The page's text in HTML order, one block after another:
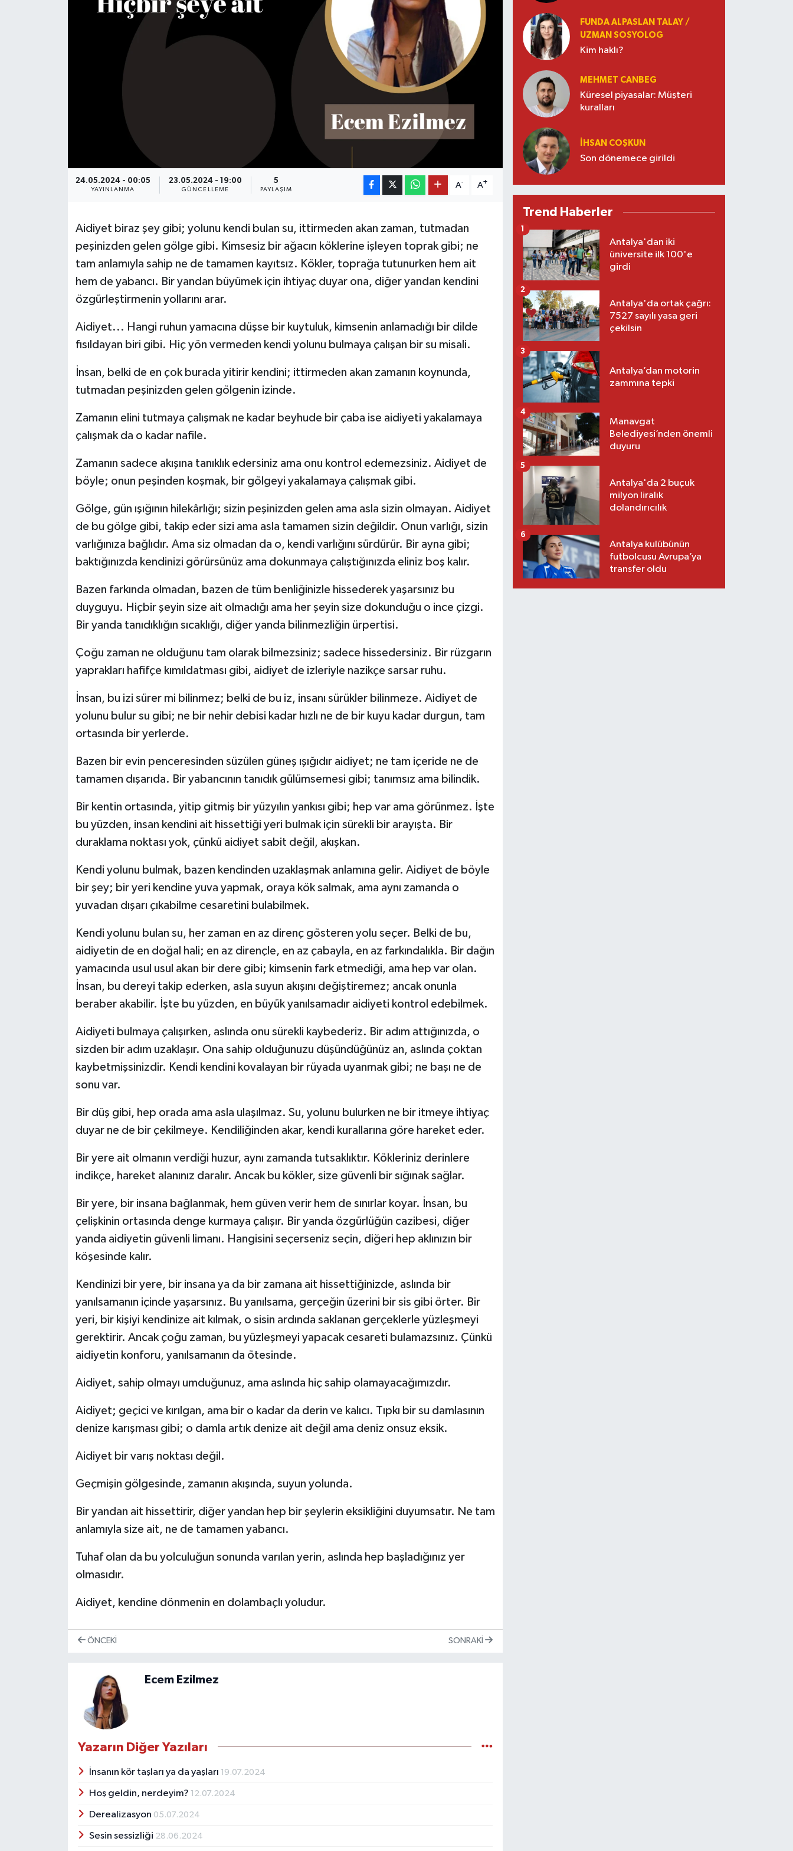
24.05.2024 - 00:05
YAYINLANMA
23.05.2024 - 19:00
GÜNCELLEME
5
PAYLAŞIM
A- A+
Aidiyet biraz şey gibi; yolunu kendi bulan su, ittirmeden akan zaman, tutmadan
peşinizden gelen gölge gibi. Kimsesiz bir ağacın köklerine işleyen toprak gibi; ne
tam anlamıyla sahip ne de tamamen kayıtsız. Kökler, toprağa tutunurken hem ait
hem de yabancı. Bir yandan büyümek için ihtiyaç duyar ona, diğer yandan kendini
özgürleştirmenin yollarını arar.
Aidiyet... Hangi ruhun yamacına düşse bir kuytuluk, kimsenin anlamadığı bir dilde
fısıldayan biri gibi. Hiç yön vermeden kendi yolunu bulmaya çalışan bir su misali.
İnsan, belki de en çok burada yitirir kendini; ittirmeden akan zamanın koynunda,
tutmadan peşinizden gelen gölgenin izinde.
Zamanın elini tutmaya çalışmak ne kadar beyhude bir çaba ise aidiyeti yakalamaya
çalışmak da o kadar nafile.
Zamanın sadece akışına tanıklık edersiniz ama onu kontrol edemezsiniz. Aidiyet de
böyle; onun peşinden koşmak, bir gölgeyi yakalamaya çalışmak gibi.
Gölge, gün ışığının hilekârlığı; sizin peşinizden gelen ama asla sizin olmayan. Aidiyet
de bu gölge gibi, takip eder sizi ama asla tamamen sizin değildir. Onun varlığı, sizin
varlığınıza bağlıdır. Ama siz olmadan da o, kendi varlığını sürdürür. Bir ayna gibi;
baktığınızda kendinizi görürsünüz ama dokunmaya çalıştığınızda eliniz boş kalır.
Bazen farkında olmadan, bazen de tüm benliğinizle hissederek yaşarsınız bu
duyguyu. Hiçbir şeyin size ait olmadığı ama her şeyin size dokunduğu o ince çizgi.
Bir yanda tanıdıklığın sıcaklığı, diğer yanda bilinmezliğin ürpertisi.
Çoğu zaman ne olduğunu tam olarak bilmezsiniz; sadece hissedersiniz. Bir rüzgarın
yaprakları hafifçe kımıldatması gibi, aidiyet de izleriyle nazikçe sarsar ruhu.
İnsan, bu izi sürer mi bilinmez; belki de bu iz, insanı sürükler bilinmeze. Aidiyet de
yolunu bulur su gibi; ne bir nehir debisi kadar hızlı ne de bir kuyu kadar durgun, tam
ortasında bir yerlerde.
Bazen bir evin penceresinden süzülen güneş ışığıdır aidiyet; ne tam içeride ne de
tamamen dışarıda. Bir yabancının tanıdık gülümsemesi gibi; tanımsız ama bilindik.
Bir kentin ortasında, yitip gitmiş bir yüzyılın yankısı gibi; hep var ama görünmez. İşte
bu yüzden, insan kendini ait hissettiği yeri bulmak için sürekli bir arayışta. Bir
duraklama noktası yok, çünkü aidiyet sabit değil, akışkan.
Kendi yolunu bulmak, bazen kendinden uzaklaşmak anlamına gelir. Aidiyet de böyle
bir şey; bir yeri kendine yuva yapmak, oraya kök salmak, ama aynı zamanda o
yuvadan dışarı çıkabilme cesaretini bulabilmek.
Kendi yolunu bulan su, her zaman en az direnç gösteren yolu seçer. Belki de bu,
aidiyetin de en doğal hali; en az dirençle, en az çabayla, en az farkındalıkla. Bir dağın
yamacında usul usul akan bir dere gibi; kimsenin fark etmediği, ama hep var olan.
İnsan, bu dereyi takip ederken, asla suyun akışını değiştiremez; ancak onunla
beraber akabilir. İşte bu yüzden, en büyük yanılsamadır aidiyeti kontrol edebilmek.
Aidiyeti bulmaya çalışırken, aslında onu sürekli kaybederiz. Bir adım attığınızda, o
sizden bir adım uzaklaşır. Ona sahip olduğunuzu düşündüğünüz an, aslında çoktan
kaybetmişsinizdir. Kendi kendini kovalayan bir rüyada uyanmak gibi; ne başı ne de
sonu var.
Bir düş gibi, hep orada ama asla ulaşılmaz. Su, yolunu bulurken ne bir itmeye ihtiyaç
duyar ne de bir çekilmeye. Kendiliğinden akar, kendi kurallarına göre hareket eder.
Bir yere ait olmanın verdiği huzur, aynı zamanda tutsaklıktır. Kökleriniz derinlere
indikçe, hareket alanınız daralır. Ancak bu kökler, size güvenli bir sığınak sağlar.
Bir yere, bir insana bağlanmak, hem güven verir hem de sınırlar koyar. İnsan, bu
çelişkinin ortasında denge kurmaya çalışır. Bir yanda özgürlüğün cazibesi, diğer
yanda aidiyetin güvenli limanı. Hangisini seçerseniz seçin, diğeri hep aklınızın bir
köşesinde kalır.
Kendinizi bir yere, bir insana ya da bir zamana ait hissettiğinizde, aslında bir
yanılsamanın içinde yaşarsınız. Bu yanılsama, gerçeğin üzerini bir sis gibi örter. Bir
yeri, bir kişiyi kendinize ait kılmak, o sisin ardında saklanan gerçeklerle yüzleşmeyi
gerektirir. Ancak çoğu zaman, bu yüzleşmeyi yapacak cesareti bulamazsınız. Çünkü
aidiyetin konforu, yanılsamanın da ötesinde.
Aidiyet, sahip olmayı umduğunuz, ama aslında hiç sahip olamayacağımızdır.
Aidiyet; geçici ve kırılgan, ama bir o kadar da derin ve kalıcı. Tıpkı bir su damlasının
denize karışması gibi; o damla artık denize ait değil ama deniz onsuz eksik.
Aidiyet bir varış noktası değil.
Geçmişin gölgesinde, zamanın akışında, suyun yolunda.
Bir yandan ait hissettirir, diğer yandan hep bir şeylerin eksikliğini duyumsatır. Ne tam
anlamıyla size ait, ne de tamamen yabancı.
Tuhaf olan da bu yolculuğun sonunda varılan yerin, aslında hep başladığınız yer
olmasıdır.
Aidiyet, kendine dönmenin en dolambaçlı yoludur.
ÖNCEKI SONRAKI
Ecem Ezilmez
Yazarın Diğer Yazıları
İnsanın kör taşları ya da yaşları 19.07.2024
Hoş geldin, nerdeyim? 12.07.2024
Derealizasyon 05.07.2024
Sesin sessizliği 28.06.2024
FUNDA ALPASLAN TALAY /
UZMAN SOSYOLOG
Kim haklı?
MEHMET CANBEG
Küresel piyasalar: Müşteri
kuralları
İHSAN COŞKUN
Son dönemece girildi
Trend Haberler
Antalya'dan iki
üniversite ilk 100'e
girdi
1
Antalya'da ortak çağrı:
7527 sayılı yasa geri
çekilsin
2
Antalya’dan motorin
zammına tepki
3
Manavgat
Belediyesi’nden önemli
duyuru
4
Antalya'da 2 buçuk
milyon liralık
dolandırıcılık
5
Antalya kulübünün
futbolcusu Avrupa’ya
transfer oldu
6
YAZARLAR
MAGAZİN